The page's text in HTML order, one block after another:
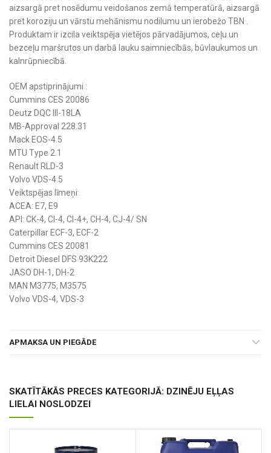
aizsargā pret nosēdumu veidošanos zemā temperatūrā, aizsargā
pret koroziju un vārstu mehānismu nodilumu un ierobežo TBN .
Produktam ir izcila veiktspēja vietējos pārvadājumos, ceļu un
bezceļu maršrutos un darbā lauku saimniecībās, būvlaukumos un
kalnrūpniecībā.
OEM apstiprinājumi :
Cummins CES 20086
Deutz DQC III-18LA
MB-Approval 228.31
Mack EOS-4.5
MTU Type 2.1
Renault RLD-3
Volvo VDS-4.5
Veiktspējas līmeņi:
ACEA: E7, E9
API: CK-4, CI-4, CI-4+, CH-4, CJ-4/ SN
Caterpillar ECF-3, ECF-2
Cummins CES 20081
Detroit Diesel DFS 93K222
JASO DH-1, DH-2
MAN M3775, M3575
Volvo VDS-4, VDS-3
APMAKSA UN PIEGĀDE
SKATĪTĀKĀS PRECES KATEGORIJĀ: DZINĒJU EĻĻAS
LIELAI NOSLODZEI